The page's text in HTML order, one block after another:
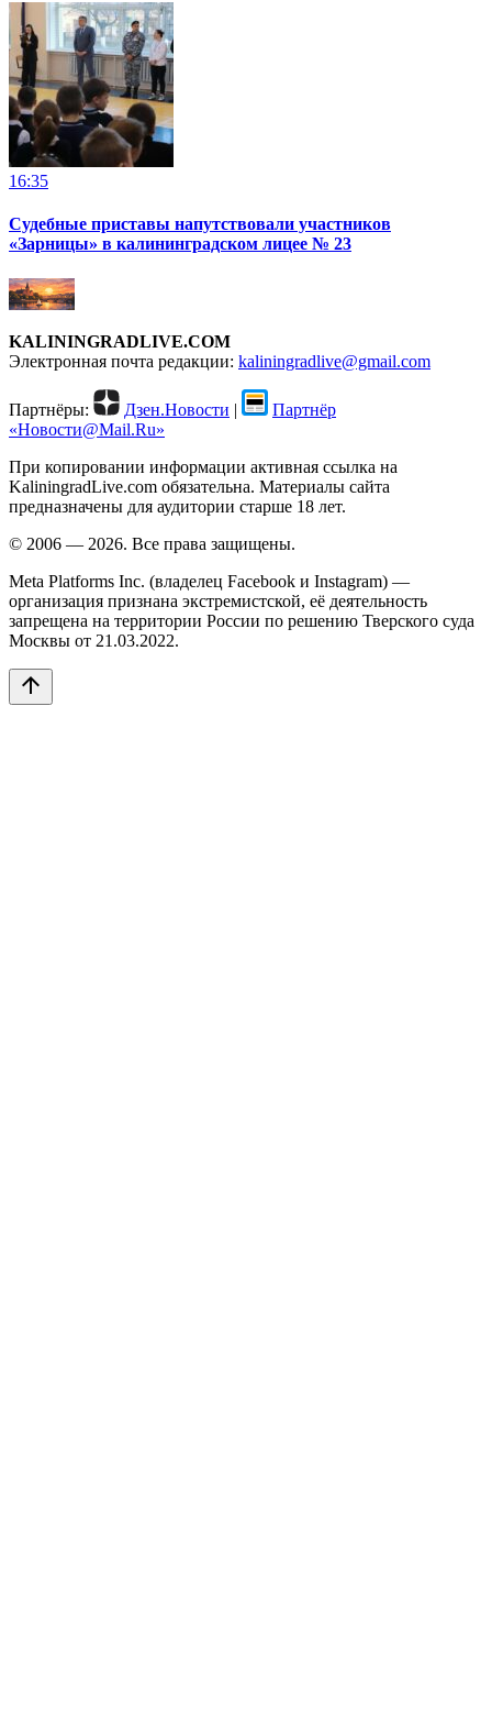
16:35
Судебные приставы напутствовали участников
«Зарницы» в калининградском лицее № 23
KALININGRADLIVE.COM
Электронная почта редакции: kaliningradlive@gmail.com
Партнёры: Дзен.Новости |
Партнёр
«Новости@Mail.Ru»
При копировании информации активная ссылка на
KaliningradLive.com обязательна. Материалы сайта
предназначены для аудитории старше 18 лет.
© 2006 — 2026. Все права защищены.
Meta Platforms Inc. (владелец Facebook и Instagram) —
организация признана экстремистской, её деятельность
запрещена на территории России по решению Тверского суда
Москвы от 21.03.2022.
arrow_upward